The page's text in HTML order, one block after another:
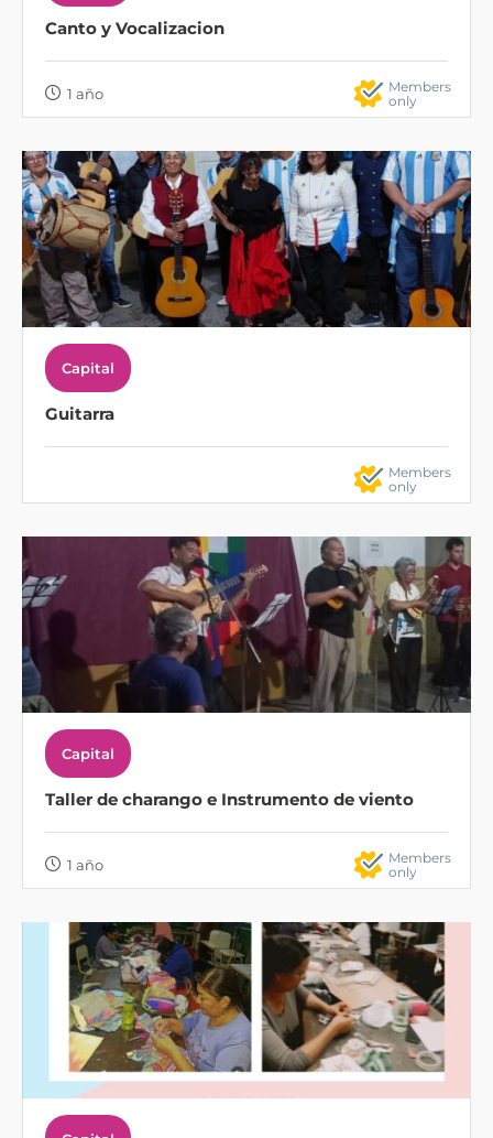
Canto y Vocalizacion
1 año
Members
only
Capital
Guitarra
Members
only
Capital
Taller de charango e Instrumento de viento
1 año
Members
only